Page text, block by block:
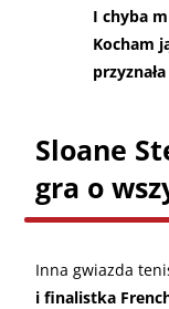
I chyba
Kocham
Sloane
gra o
Inna gwiazda
i finalistka